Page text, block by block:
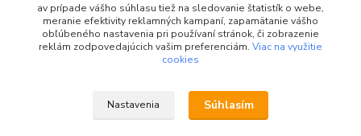
info@presmartfon.sk
av prípade vášho súhlasu tiež na sledovanie štatistík o webe,
meranie efektivity reklamných kampaní, zapamätanie vášho
obľúbeného nastavenia pri používaní stránok, či zobrazenie
reklám zodpovedajúcich vašim preferenciám. Viac na využitie
cookies
Nastavenia Súhlasím